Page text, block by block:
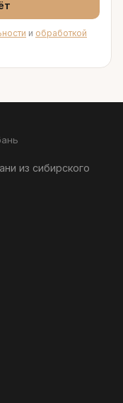
и обработкой
из сибирского